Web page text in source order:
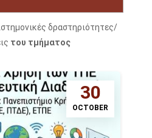
δραστηριότητες/
του τμήματος
30
OCTOBER